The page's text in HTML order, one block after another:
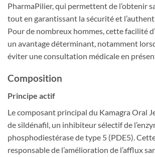
PharmaPilier, qui permettent de l’obtenir
tout en garantissant la sécurité et
Pour de nombreux hommes, cette facilité
un avantage déterminant, notamment
éviter une consultation médicale en
Composition
Principe actif
Le composant principal du Kamagra Oral
de sildénafil, un inhibiteur sélectif de
phosphodiestérase de type 5 (PDE5).
responsable de l’amélioration de l’afflux